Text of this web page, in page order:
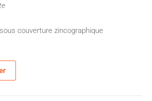
couverture zincographique